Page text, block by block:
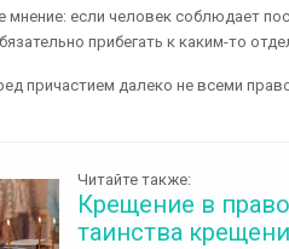
мнение: если человек соблюдает
прибегать к каким-то
причастием далеко не всеми
Читайте также:
Крещение в
таинства